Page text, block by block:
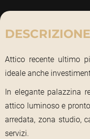
DESCRIZIONE
Attico recente ultimo
ideale anche
In elegante palazzina
attico luminoso e
arredata, zona studio,
servizi.